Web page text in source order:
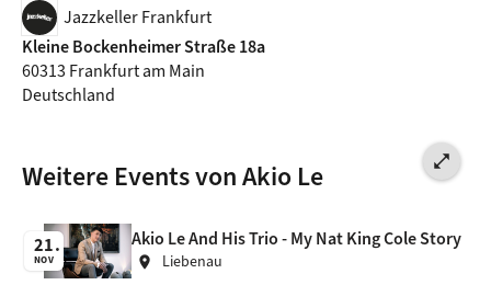
Jazzkeller Frankfurt
Kleine Bockenheimer Straße 18a
60313 Frankfurt am Main
Deutschland
open_in_full
Weitere Events von Akio Le
21
NOV
Akio Le And His Trio - My Nat King Cole Story
location_on Liebenau